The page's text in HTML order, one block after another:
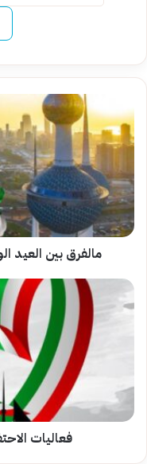
بين
العيد
الوطني
وعيد
التحرير
في
الكويت
؟
مالفرق بين العيد
فعاليات
الاحتفال
فعاليات